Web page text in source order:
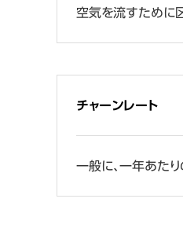
空気を流すために
チャーンレート
一般に、一年あた